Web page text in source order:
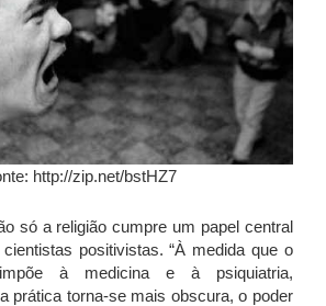
http://zip.net/bstHZ7
só a religião cumpre um papel central
positivistas. “À medida que o
à medicina e à psiquiatria,
prática torna-se mais obscura, o poder